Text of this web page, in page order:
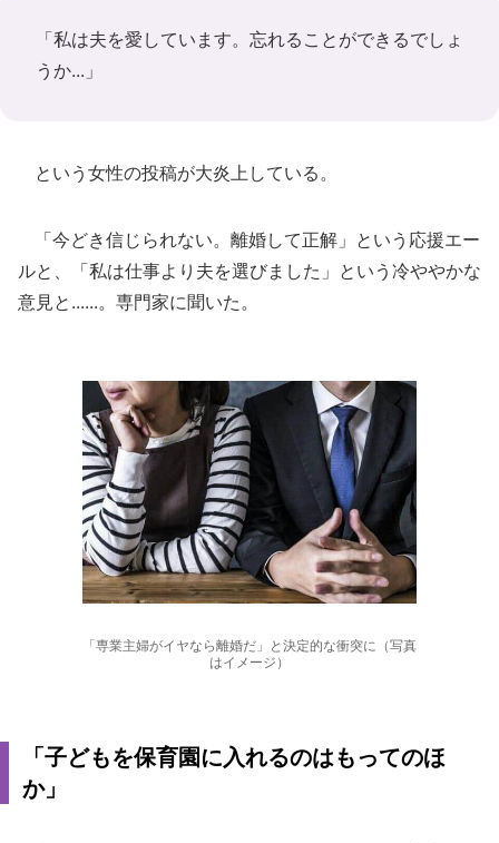
「私は夫を愛しています。忘れることができるでしょ
うか...」
という女性の投稿が大炎上している。
「今どき信じられない。離婚して正解」という応援エー
ルと、「私は仕事より夫を選びました」という冷ややかな
意見と......。専門家に聞いた。
「専業主婦がイヤなら離婚だ」と決定的な衝突に（写真
はイメージ）
「子どもを保育園に入れるのはもってのほ
か」